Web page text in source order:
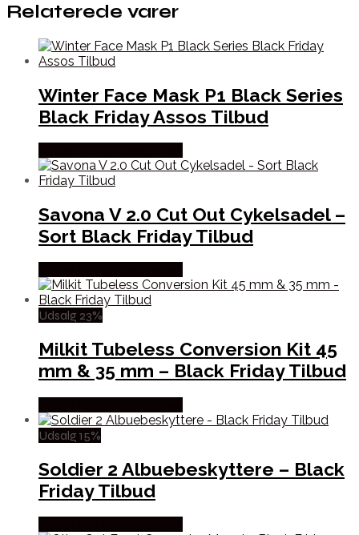
Relaterede varer
Winter Face Mask P1 Black Series
Black Friday Assos Tilbud
Savona V 2.0 Cut Out Cykelsadel –
Sort Black Friday Tilbud
Udsalg 23%
Milkit Tubeless Conversion Kit 45
mm & 35 mm – Black Friday Tilbud
Udsalg 15%
Soldier 2 Albuebeskyttere – Black
Friday Tilbud